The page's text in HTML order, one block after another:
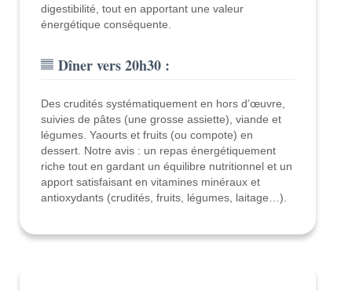
digestibilité, tout en apportant une valeur
énergétique conséquente.
Dîner vers 20h30 :
Des crudités systématiquement en hors d’œuvre,
suivies de pâtes (une grosse assiette), viande et
légumes. Yaourts et fruits (ou compote) en
dessert. Notre avis : un repas énergétiquement
riche tout en gardant un équilibre nutritionnel et un
apport satisfaisant en vitamines minéraux et
antioxydants (crudités, fruits, légumes, laitage…).